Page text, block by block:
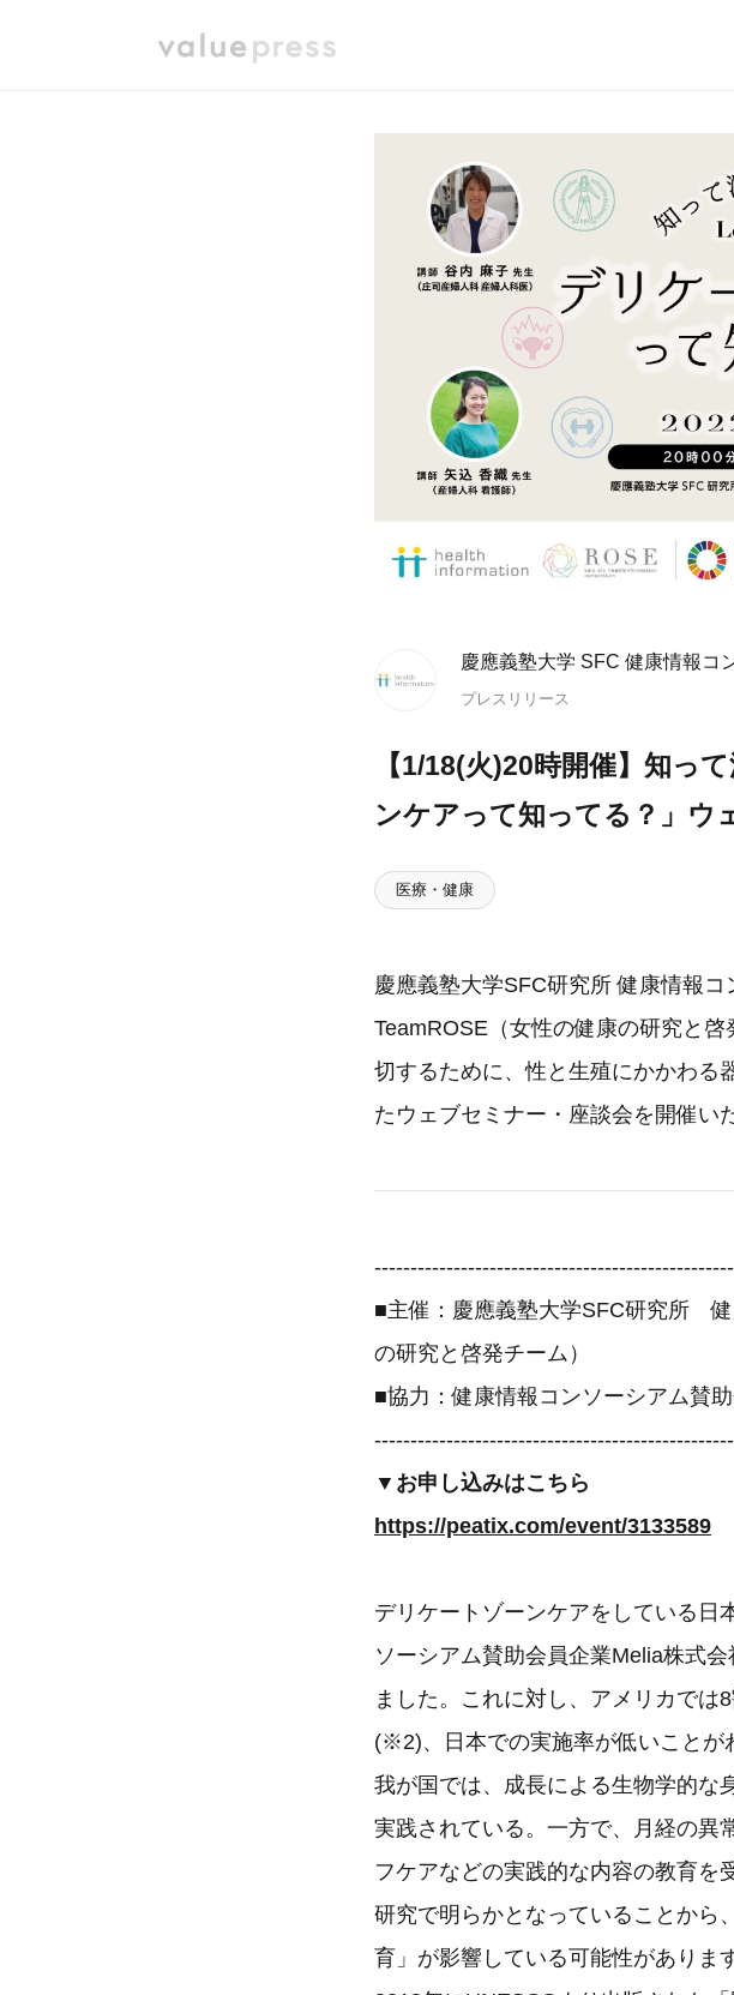
慶應義塾大学 SFC 健康情報コ
プレスリリース
【1/18(火)20時開催】知っ
ンケアって知ってる？」ウ
医療・健康
慶應義塾大学SFC研究所 健康情報
TeamROSE（女性の健康の研究と
切するために、性と生殖にかかわる
たウェブセミナー・座談会を開催い
■主催：慶應義塾大学SFC研究所
の研究と啓発チーム）
■協力：健康情報コンソーシアム賛
▼お申し込みはこちら
https://peatix.com/event/3133589
デリケートゾーンケアをしている日
ソーシアム賛助会員企業Melia株式
ました。これに対し、アメリカでは
(※2)、日本での実施率が低いことが
我が国では、成長による生物学的な
実践されている。一方で、月経の異
フケアなどの実践的な内容の教育を
研究で明らかとなっていることから
育」が影響している可能性があります